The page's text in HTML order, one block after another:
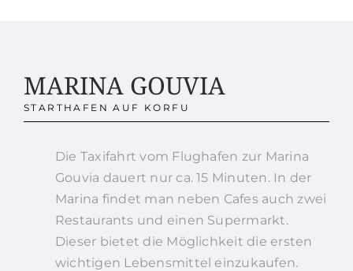
MARINA GOUVIA
STARTHAFEN AUF KORFU
Die Taxifahrt vom Flughafen zur Marina
Gouvia dauert nur ca. 15 Minuten. In der
Marina findet man neben Cafes auch zwei
Restaurants und einen Supermarkt.
Dieser bietet die Möglichkeit die ersten
wichtigen Lebensmittel einzukaufen.